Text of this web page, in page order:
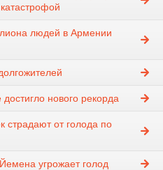
людей в Армении
нового рекорда
страдают от голода по
угрожает голод